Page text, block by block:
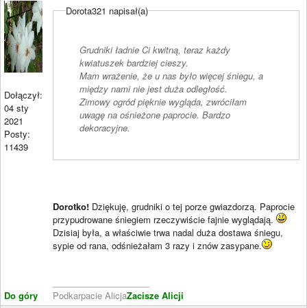
Dołączył:
04 sty
2021
Posty:
11439
Do góry
Dorota321 napisał(a)
Grudniki ładnie Ci kwitną, teraz każdy
kwiatuszek bardziej cieszy.
Mam wrażenie, że u nas było więcej śniegu, a
między nami nie jest duża odległość.
Zimowy ogród pięknie wygląda, zwróciłam
uwagę na ośnieżone paprocie. Bardzo
dekoracyjne.
Dorotko! Dziękuję, grudniki o tej porze gwiazdorzą. Paprocie
przypudrowane śniegiem rzeczywiście fajnie wyglądają.
Dzisiaj była, a właściwie trwa nadal duża dostawa śniegu,
sypie od rana, odśnieżałam 3 razy i znów zasypane.
Podkarpacie AlicjaZacisze Alicji